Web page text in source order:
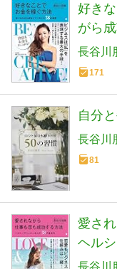
好き
がら
長谷川
171
自分
長谷川
81
愛さ
ヘル